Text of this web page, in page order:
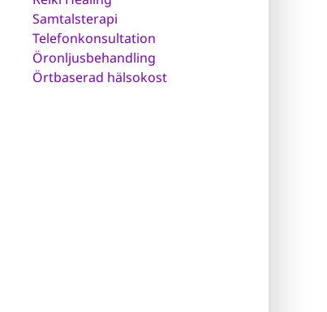
Samtalsterapi
Telefonkonsultation
Öronljusbehandling
Örtbaserad hälsokost